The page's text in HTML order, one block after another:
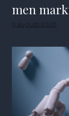
men
9 augusti 2026